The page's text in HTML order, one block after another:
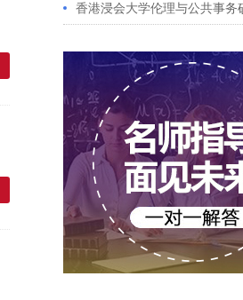
香港浸会大学伦理与公共事务